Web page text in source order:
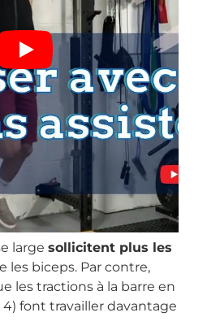
large sollicitent plus les
les biceps. Par contre,
les tractions à la barre en
font travailler davantage